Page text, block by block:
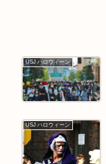
USJ ハロウィーン
USJ ハロウィーン